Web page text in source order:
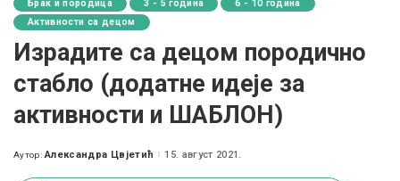
Брак и породица 3 - 5 година
6 - 10 година
Активности са децом
Израдите са децом породично
стабло (додатне идеје за
активности и ШАБЛОН)
Posted
Аутор: Александра Цвјетић 15. август 2021.